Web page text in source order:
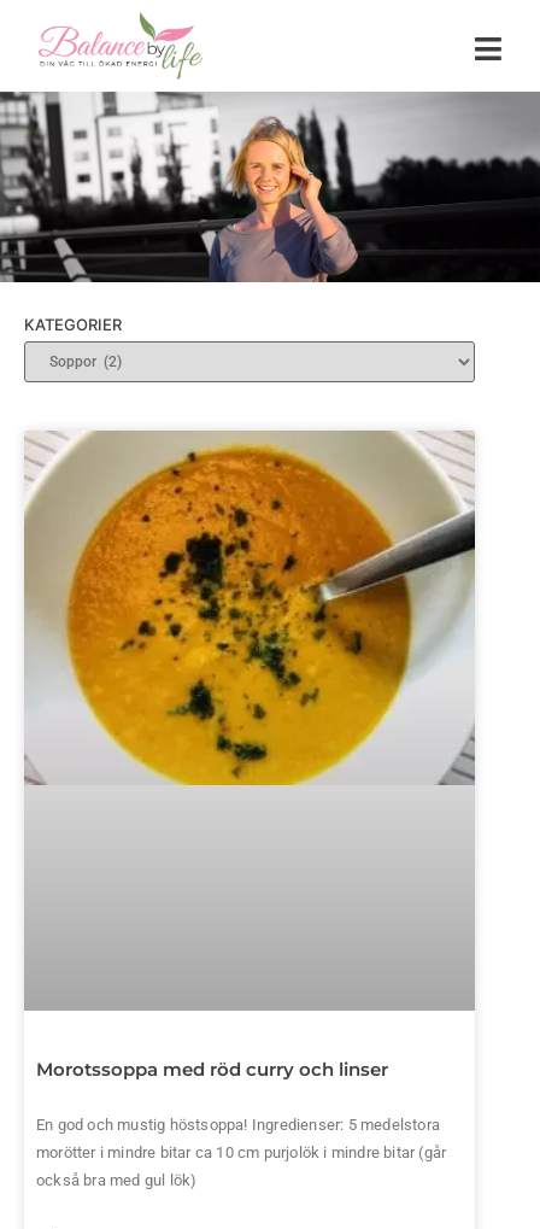
KATEGORIER
Morotssoppa med röd curry och linser
En god och mustig höstsoppa! Ingredienser: 5 medelstora
morötter i mindre bitar ca 10 cm purjolök i mindre bitar (går
också bra med gul lök)